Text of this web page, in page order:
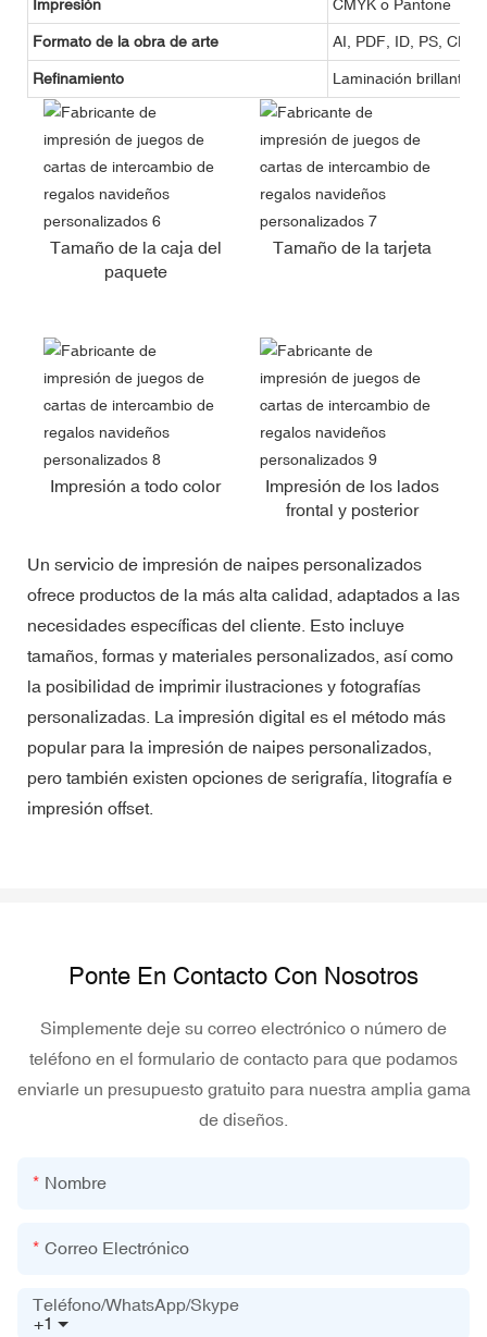
Impresión CMYK o Pantone
Formato de la obra de arte AI, PDF, ID, PS, CDR
Refinamiento Laminación brillante
Tamaño de la caja del
paquete
Tamaño de la tarjeta
Impresión a todo color
Impresión de los lados
frontal y posterior
Un servicio de impresión de naipes personalizados
ofrece productos de la más alta calidad, adaptados a las
necesidades específicas del cliente. Esto incluye
tamaños, formas y materiales personalizados, así como
la posibilidad de imprimir ilustraciones y fotografías
personalizadas. La impresión digital es el método más
popular para la impresión de naipes personalizados,
pero también existen opciones de serigrafía, litografía e
impresión offset.
Ponte En Contacto Con Nosotros
Simplemente deje su correo electrónico o número de
teléfono en el formulario de contacto para que podamos
enviarle un presupuesto gratuito para nuestra amplia gama
de diseños.
Nombre
Correo Electrónico
+1
Teléfono/WhatsApp/Skype